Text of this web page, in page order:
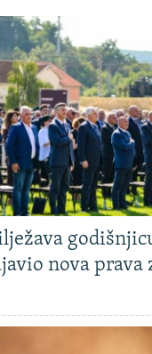
nova prava